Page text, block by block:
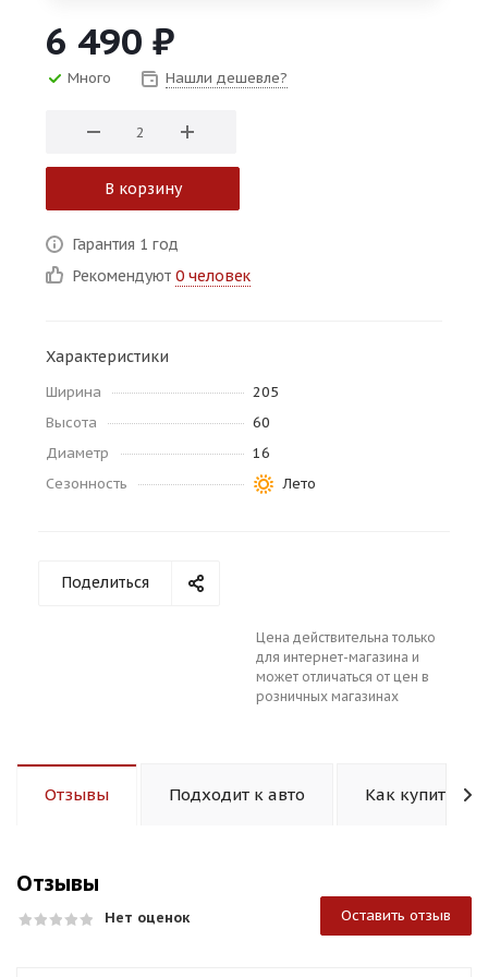
об оплате Плайтом
раз в 2 недели
Остались вопросы?
6 490 ₽
Много Нашли дешевле?
В корзину
Гарантия 1 год
Рекомендуют 0 человек
Характеристики
Ширина
205
Высота
60
Диаметр
16
Сезонность
Лето
Поделиться
Цена действительна только
для интернет-магазина и
может отличаться от цен в
розничных магазинах
Отзывы Подходит к авто Как купить
Отзывы
Нет оценок Оставить отзыв